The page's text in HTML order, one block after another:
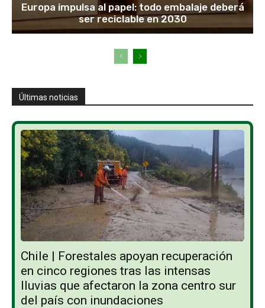
Europa impulsa al papel: todo embalaje deberá
ser reciclable en 2030
Últimas noticias
Chile | Forestales apoyan recuperación
en cinco regiones tras las intensas
lluvias que afectaron la zona centro sur
del país con inundaciones